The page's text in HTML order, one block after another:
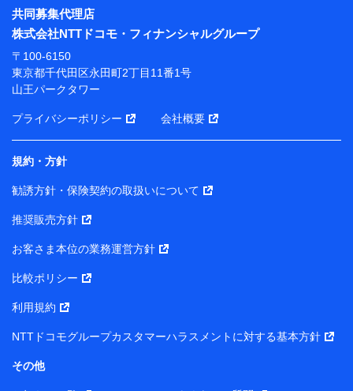
※ パーソナルデータダッシュボードの「第三者提供の
管理」の設定状態にかかわらず、共同利用する場合があ
ります。
※ dポイントクラブ会員ではないお客さま（2019年12
月11日以降、一度もdポイントクラブ会員であったこと
がないお客さまに限る）に関する、2019年12月10日以
前に取得した個人データは、こちら の利用目的の範囲内
当社は株式会社NTTドコモ・フィナンシャルグループ
との間で、以下のとおり個人データを共同利用しま
す。
【共同して利用される利用データの項目】
当社または株式会社NTTドコモ・フィナンシャルグルー
の個人データ
基本情報
性、連絡先、dポイントサービスのご利用に関する情報。例
所、dポイント残高、dポイント利用履歴などが含まれます。
共同募集代理店
株式会社NTTドコモ・フィナンシャルグループ
〒100-6150
東京都千代田区永田町2丁目11番1号
山王パークタワー
プライバシーポリシー 会社概要
規約・方針
勧誘方針・保険契約の取扱いについて
推奨販売方針
お客さま本位の業務運営方針
比較ポリシー
利用規約
NTTドコモグループカスタマーハラスメントに対する基本方針
その他